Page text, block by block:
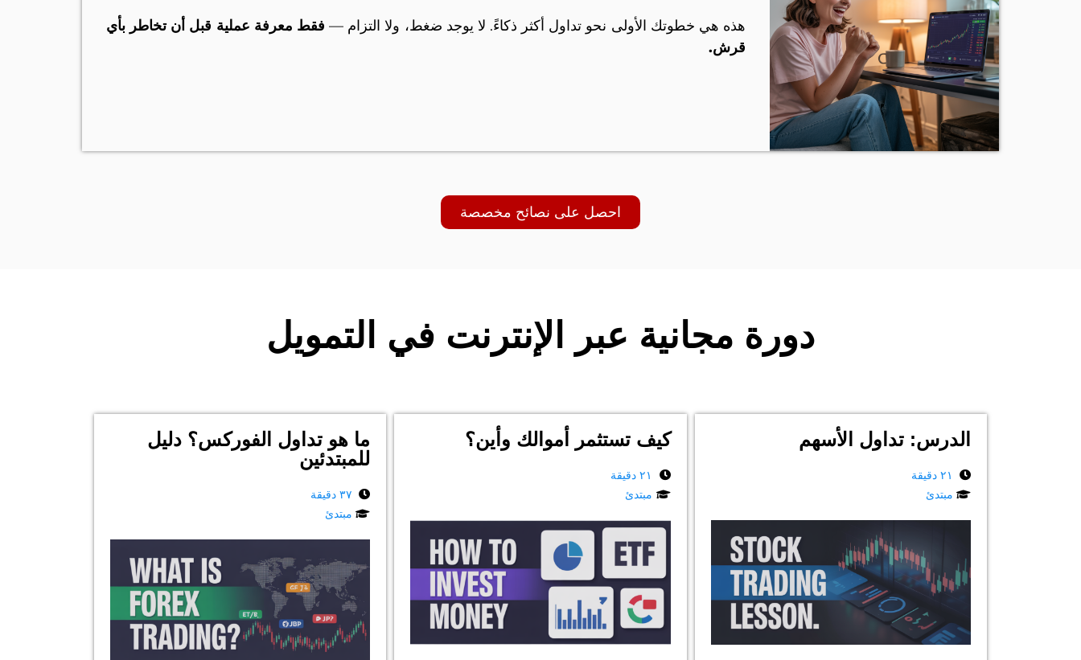
هذه هي خطوتك الأولى نحو تداول أكثر ذكاءً. لا يوجد ضغط، ولا التزام — فقط معرفة عملية قبل أن تخاطر بأي
قرش.
احصل على نصائح مخصصة
دورة مجانية عبر الإنترنت في التمويل
الدرس: تداول الأسهم
٢١ دقيقة
مبتدئ
كيف تستثمر أموالك وأين؟
٢١ دقيقة
مبتدئ
ما هو تداول الفوركس؟ دليل
للمبتدئين
٣٧ دقيقة
مبتدئ